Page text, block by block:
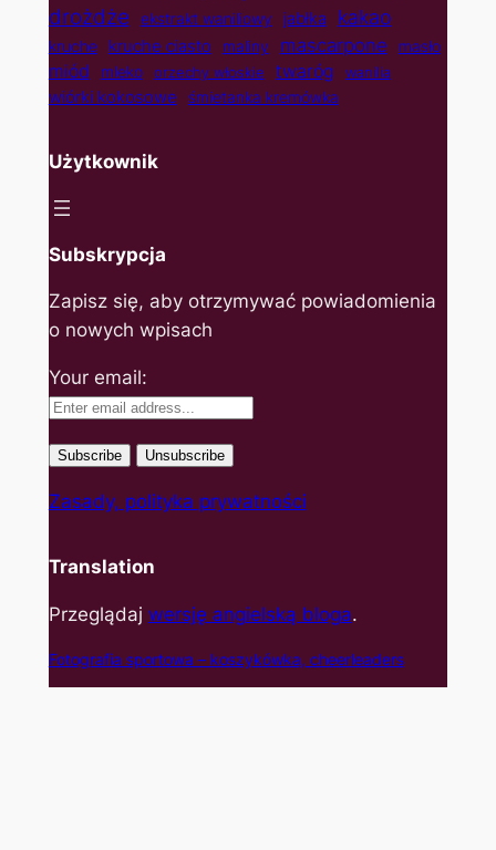
drożdże ekstrakt waniliowy jabłka kakao
kruche kruche ciasto maliny mascarpone masło
miód mleko orzechy włoskie twaróg wanilia
wiórki kokosowe śmietanka kremówka
Użytkownik
Subskrypcja
Zapisz się, aby otrzymywać powiadomienia
o nowych wpisach
Your email:
Zasady, polityka prywatności
Translation
Przeglądaj wersję angielską bloga.
Fotografia sportowa – koszykówka, cheerleaders